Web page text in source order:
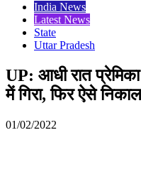
India News
Latest News
State
Uttar Pradesh
UP: आधी रात
में गिरा, फिर ऐसे
01/02/2022